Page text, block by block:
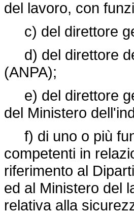
del lavoro, con
c) del direttore
d) del direttore
(ANPA);
e) del direttore
del Ministero
f) di uno o più
competenti in
riferimento al
ed al Ministero del
relativa alla